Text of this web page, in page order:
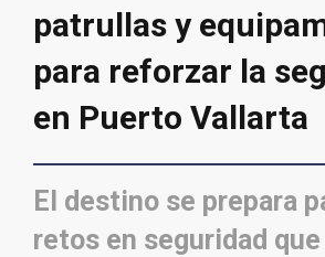
patrullas y
para reforzar la
en Puerto Vallarta
El destino se prepara
retos en seguridad que